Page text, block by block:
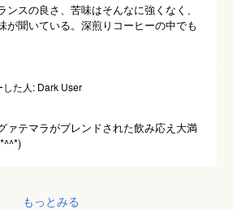
スの良さ、苦味はそんなに強くなく、
が聞いている。深煎りコーヒーの中でも
した人: Dark User
ァテマラがブレンドされた飲み応え大満
もっとみる